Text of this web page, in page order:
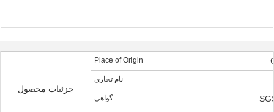
جزئیات محصول
Place of Origin
نام تجاری
گواهی